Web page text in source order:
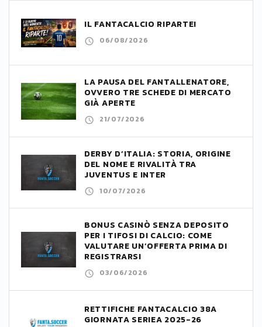
IL FANTACALCIO RIPARTE!
06/08/2026
LA PAUSA DEL FANTALLENATORE,
OVVERO TRE SCHEDE DI MERCATO
GIÀ APERTE
21/07/2026
DERBY D’ITALIA: STORIA, ORIGINE
DEL NOME E RIVALITÀ TRA
JUVENTUS E INTER
10/07/2026
BONUS CASINÒ SENZA DEPOSITO
PER I TIFOSI DI CALCIO: COME
VALUTARE UN’OFFERTA PRIMA DI
REGISTRARSI
03/06/2026
RETTIFICHE FANTACALCIO 38A
GIORNATA SERIEA 2025-26